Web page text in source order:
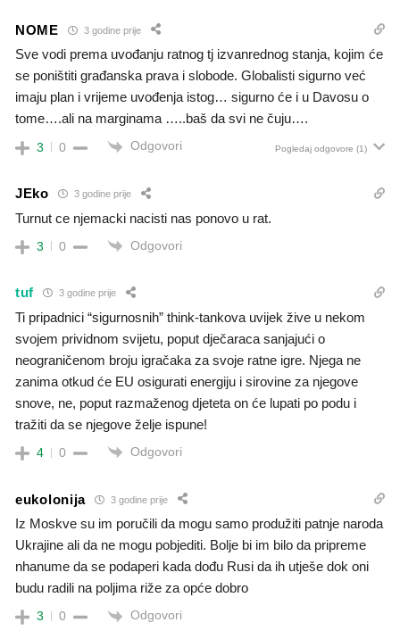
NOME 3 godine prije
Sve vodi prema uvođanju ratnog tj izvanrednog stanja, kojim će
se poništiti građanska prava i slobode. Globalisti sigurno već
imaju plan i vrijeme uvođenja istog… sigurno će i u Davosu o
tome….ali na marginama …..baš da svi ne čuju….
3 0 Odgovori Pogledaj odgovore (1)
JEko 3 godine prije
Turnut ce njemacki nacisti nas ponovo u rat.
3 0 Odgovori
tuf 3 godine prije
Ti pripadnici “sigurnosnih” think-tankova uvijek žive u nekom
svojem prividnom svijetu, poput dječaraca sanjajući o
neograničenom broju igračaka za svoje ratne igre. Njega ne
zanima otkud će EU osigurati energiju i sirovine za njegove
snove, ne, poput razmaženog djeteta on će lupati po podu i
tražiti da se njegove želje ispune!
4 0 Odgovori
eukolonija 3 godine prije
Iz Moskve su im poručili da mogu samo produžiti patnje naroda
Ukrajine ali da ne mogu pobjediti. Bolje bi im bilo da pripreme
nhanume da se podaperi kada dođu Rusi da ih utješe dok oni
budu radili na poljima riže za opće dobro
3 0 Odgovori